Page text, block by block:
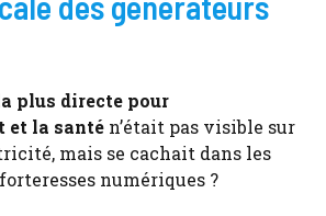
plus directe pour
et la santé n’était pas visible sur
mais se cachait dans les
numériques ?